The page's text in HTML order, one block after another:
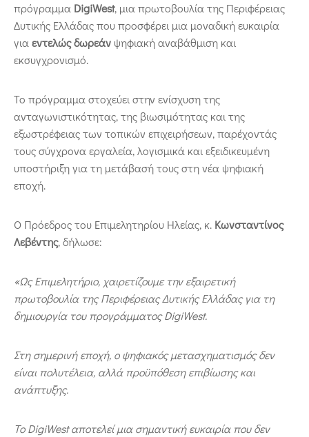
πρόγραμμα DigiWest, μια πρωτοβουλία της Περιφέρειας
Δυτικής Ελλάδας που προσφέρει μια μοναδική ευκαιρία
γιαεντελώς δωρεάν ψηφιακή αναβάθμιση και
εκσυγχρονισμό.
Το πρόγραμμα στοχεύει στην ενίσχυση της
ανταγωνιστικότητας, της βιωσιμότητας και της
εξωστρέφειας των τοπικών επιχειρήσεων, παρέχοντάς
τους σύγχρονα εργαλεία, λογισμικά και εξειδικευμένη
υποστήριξη για τη μετάβασή τους στη νέα ψηφιακή
εποχή.
Ο Πρόεδρος του Επιμελητηρίου Ηλείας, κ. Κωνσταντίνος
Λεβέντης, δήλωσε:
«Ως Επιμελητήριο, χαιρετίζουμε την εξαιρετική
πρωτοβουλία της Περιφέρειας Δυτικής Ελλάδας για τη
δημιουργία του προγράμματοςDigiWest.
Στη σημερινή εποχή, ο ψηφιακός μετασχηματισμός δεν
είναι πολυτέλεια, αλλά προϋπόθεση επιβίωσης και
ανάπτυξης.
ΤοDigiWestαποτελεί μια σημαντική ευκαιρία που δεν